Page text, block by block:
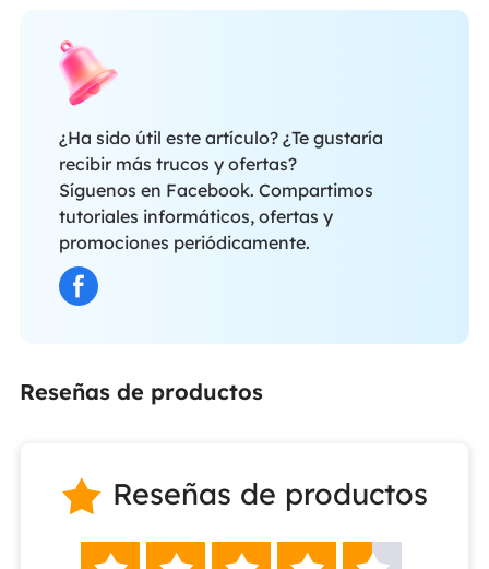
¿Ha sido útil este artículo? ¿Te gustaría
recibir más trucos y ofertas?
Síguenos en Facebook. Compartimos
tutoriales informáticos, ofertas y
promociones periódicamente.
Reseñas de productos
 Reseñas de productos